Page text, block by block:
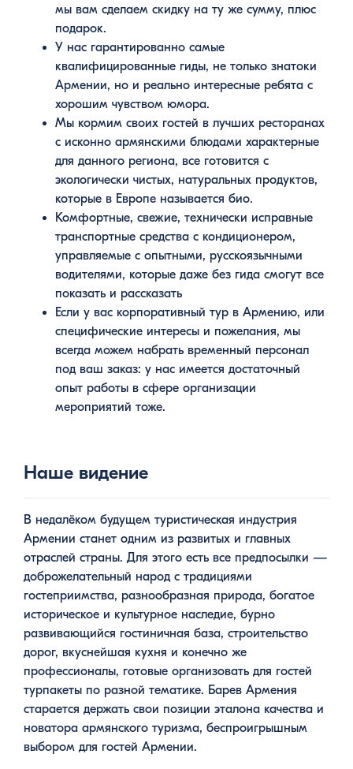
мы вам сделаем скидку на ту же сумму, плюс
подарок.
У нас гарантированно самые
квалифицированные гиды, не только знатоки
Армении, но и реально интересные ребята с
хорошим чувством юмора.
Мы кормим своих гостей в лучших ресторанах
с исконно армянскими блюдами характерные
для данного региона, все готовится с
экологически чистых, натуральных продуктов,
которые в Европе называется био.
Комфортные, свежие, технически исправные
транспортные средства с кондиционером,
управляемые с опытными, русскоязычными
водителями, которые даже без гида смогут все
показать и рассказать
Если у вас корпоративный тур в Армению, или
специфические интересы и пожелания, мы
всегда можем набрать временный персонал
под ваш заказ: у нас имеется достаточный
опыт работы в сфере организации
мероприятий тоже.
Наше видение
В недалёком будущем туристическая индустрия
Армении станет одним из развитых и главных
отраслей страны. Для этого есть все предпосылки —
доброжелательный народ с традициями
гостеприимства, разнообразная природа, богатое
историческое и культурное наследие, бурно
развивающийся гостиничная база, строительство
дорог, вкуснейшая кухня и конечно же
профессионалы, готовые организовать для гостей
турпакеты по разной тематике. Барев Армения
старается держать свои позиции эталона качества и
новатора армянского туризма, беспроигрышным
выбором для гостей Армении.